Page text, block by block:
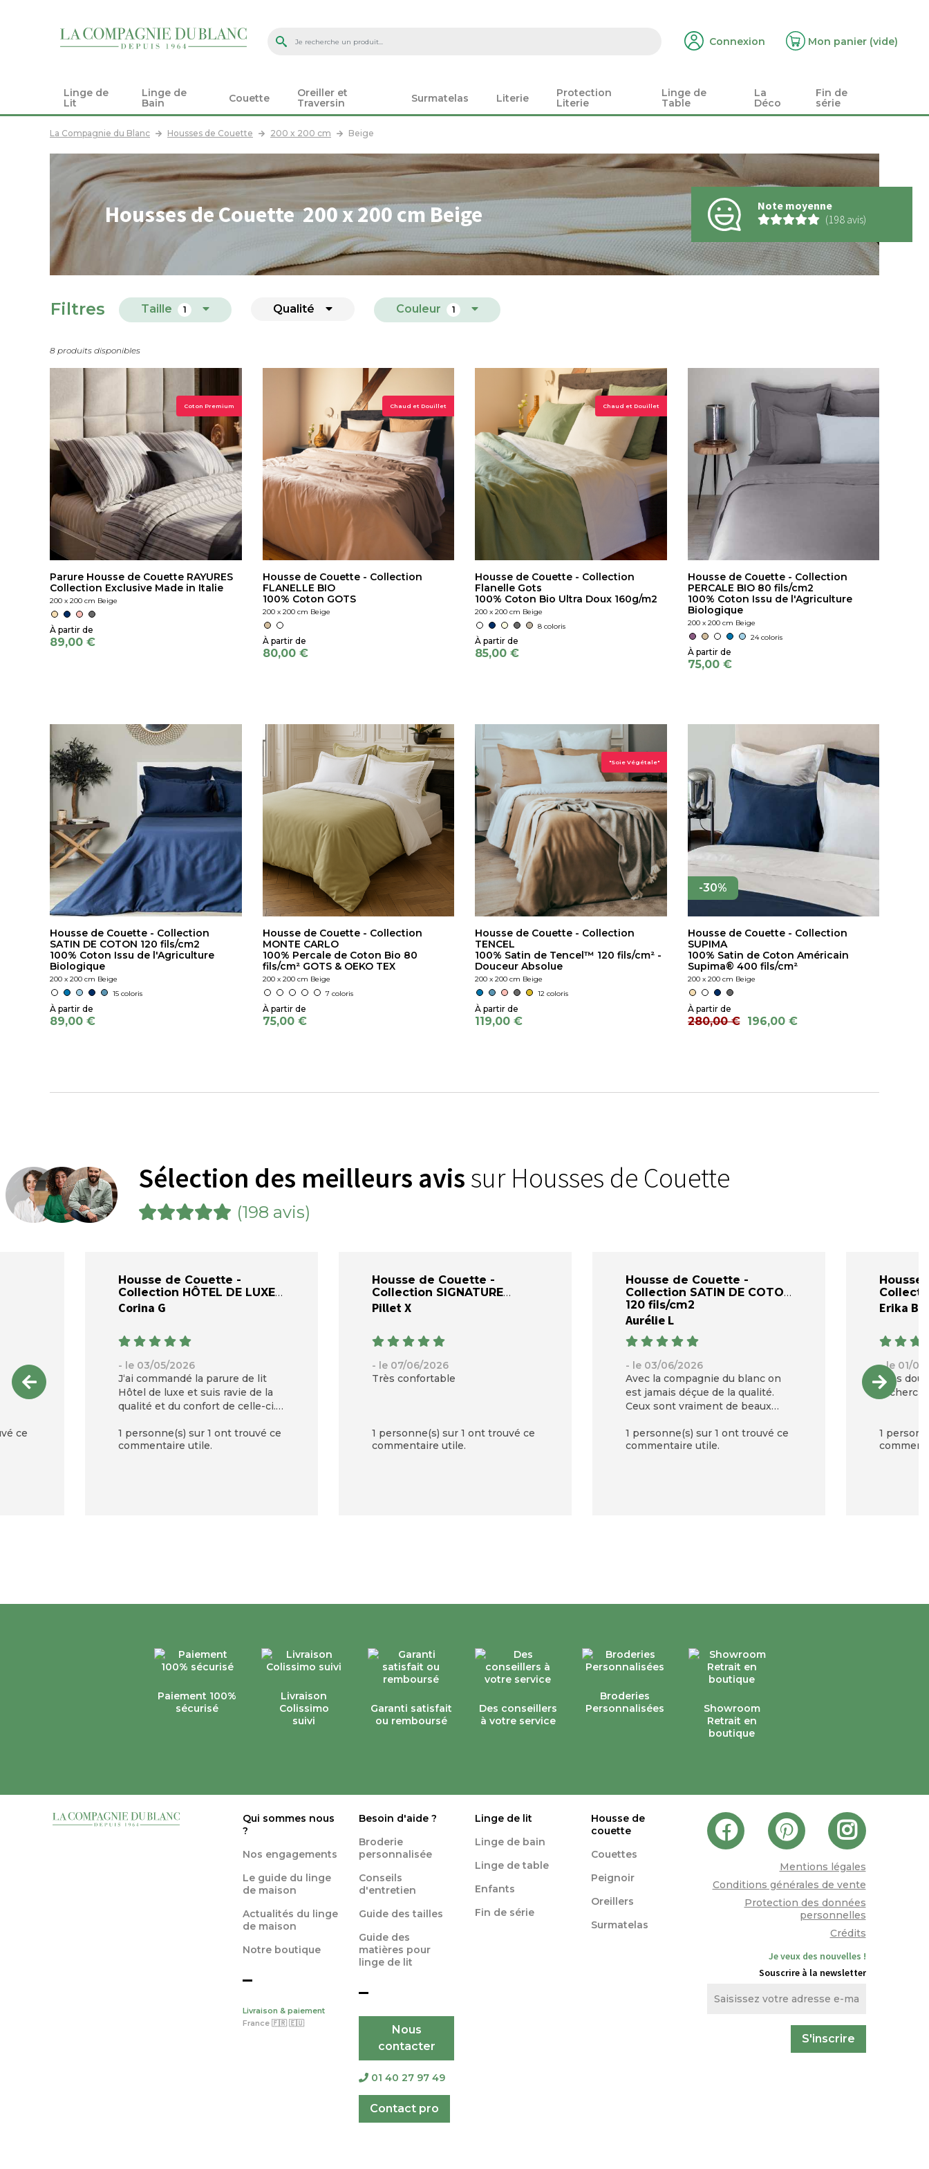
Connexion Mon panier (vide)
Linge de
Lit
Linge de
Bain
Couette
Oreiller et
Traversin
Surmatelas Literie
Protection
Literie
Linge de
Table
La
Déco
Fin de
série
La Compagnie du Blanc Housses de Couette 200 x 200 cm Beige
Housses de Couette 200 x 200 cm Beige
Note moyenne
(198 avis)
Filtres Taille 1 Qualité Couleur 1
8 produits disponibles
Coton Premium
Parure Housse de Couette RAYURES
Collection Exclusive Made in Italie
200 x 200 cm Beige
89,00 €
Chaud et Douillet
Housse de Couette - Collection
FLANELLE BIO
100% Coton GOTS
200 x 200 cm Beige
80,00 €
Chaud et Douillet
Housse de Couette - Collection
Flanelle Gots
100% Coton Bio Ultra Doux 160g/m2
200 x 200 cm Beige
8 coloris
85,00 €
Housse de Couette - Collection
PERCALE BIO 80 fils/cm2
100% Coton Issu de l'Agriculture
Biologique
200 x 200 cm Beige
24 coloris
75,00 €
Housse de Couette - Collection
SATIN DE COTON 120 fils/cm2
100% Coton Issu de l'Agriculture
Biologique
200 x 200 cm Beige
15 coloris
89,00 €
Housse de Couette - Collection
MONTE CARLO
100% Percale de Coton Bio 80
fils/cm² GOTS & OEKO TEX
200 x 200 cm Beige
7 coloris
75,00 €
"Soie Végétale"
Housse de Couette - Collection
TENCEL
100% Satin de Tencel™ 120 fils/cm² -
Douceur Absolue
200 x 200 cm Beige
12 coloris
119,00 €
-30%
Housse de Couette - Collection
SUPIMA
100% Satin de Coton Américain
Supima® 400 fils/cm²
200 x 200 cm Beige
280,00 € 196,00 €
Sélection des meilleurs avis sur Housses de Couette
(198 avis)
ce
Housse de Couette -
Collection HÔTEL DE LUXE
Corina G
- le 03/05/2026
J‘ai commandé la parure de lit
Hôtel de luxe et suis ravie de la
qualité et du confort de celle-ci.
prix parle de la très belle qualité.
1 personne(s) sur 1 ont trouvé ce
commentaire utile.
Housse de Couette -
Collection SIGNATURE
Pillet X
- le 07/06/2026
Très confortable
1 personne(s) sur 1 ont trouvé ce
commentaire utile.
Housse de Couette -
Collection SATIN DE COTON
120 fils/cm2
Aurélie L
- le 03/06/2026
Avec la compagnie du blanc on
est jamais déçue de la qualité.
Ceux sont vraiment de beaux
1 personne(s) sur 1 ont trouvé ce
commentaire utile.
Housse
Erika B
- le 01/
Très
1
Paiement 100%
sécurisé
Livraison
Colissimo
suivi
Garanti satisfait
ou remboursé
Des conseillers
à votre service
Broderies
Personnalisées
Showroom
Retrait en
boutique
Qui sommes nous
?
Nos engagements
Le guide du linge
de maison
Actualités du linge
de maison
Notre boutique
Livraison & paiement
France 🇫🇷 🇪🇺
Besoin d'aide ?
Broderie
personnalisée
Conseils
d'entretien
Guide des tailles
Guide des
matières pour
linge de lit
Nous
contacter
01 40 27 97 49
Contact pro
Linge de lit
Linge de bain
Linge de table
Enfants
Fin de série
Housse de
couette
Couettes
Peignoir
Oreillers
Surmatelas
Mentions légales
Conditions générales de vente
Protection des données
personnelles
Crédits
Je veux des nouvelles !
Souscrire à la newsletter